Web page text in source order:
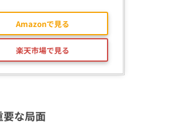
Amazonで見る
楽天市場で見る
要な局面